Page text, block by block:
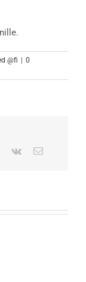
@fi | 0
Pinterest
Vk Sähköposti